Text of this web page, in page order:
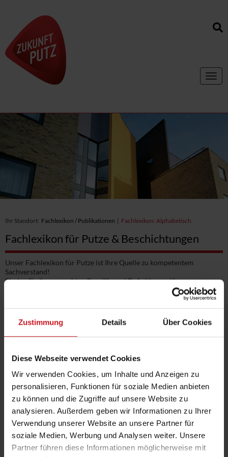
Zustimmung Details Über Cookies
Diese Webseite verwendet Cookies
Wir verwenden Cookies, um Inhalte und Anzeigen zu
personalisieren, Funktionen für soziale Medien anbieten
zu können und die Zugriffe auf unsere Website zu
analysieren. Außerdem geben wir Informationen zu Ihrer
Verwendung unserer Website an unsere Partner für
soziale Medien, Werbung und Analysen weiter. Unsere
Partner führen diese Informationen möglicherweise mit
Ihr Standort: Fachlexikon / Publikationen | Fachlexikon: Alphabetisch
Fachlexikon für Putze & Beschichtungen
Unser Fachlexikon für Putze ist Ihre Quelle zu kompetentem
Sachverstand!
Finden Sie Ihre gesuchten Begriffe und Definitionen über unsere
0-9·A·B·C·D·E·F·G·H·I·J·K·L·M·N·O·P·Q·R·S·T·U
W XY
Einträge unter D:
Dämmstoffe
Dampfdruck
Dampfsperre
Deckbeschichtung
Deckputz
Deckvermögen
Decopaint-Richtlinie